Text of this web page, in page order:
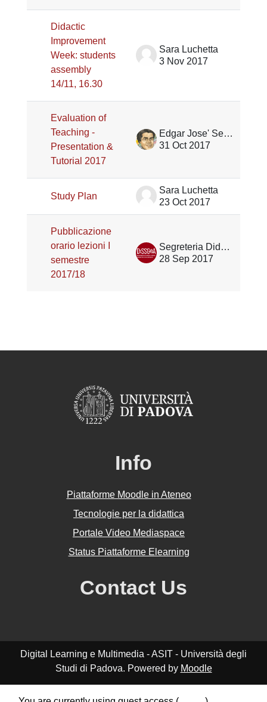
Didactic
Improvement
Week: students
assembly
14/11, 16.30
Sara Luchetta
3 Nov 2017
Evaluation of
Teaching -
Presentation &
Tutorial 2017
Edgar Jose' Serrano
31 Oct 2017
Study Plan
Sara Luchetta
23 Oct 2017
Pubblicazione
orario lezioni I
semestre
2017/18
Segreteria Didattica DiSSGeA
28 Sep 2017
Info
Piattaforme Moodle in Ateneo
Tecnologie per la didattica
Portale Video Mediaspace
Status Piattaforme Elearning
Contact Us
Digital Learning e Multimedia - ASIT - Università degli
Studi di Padova. Powered by Moodle